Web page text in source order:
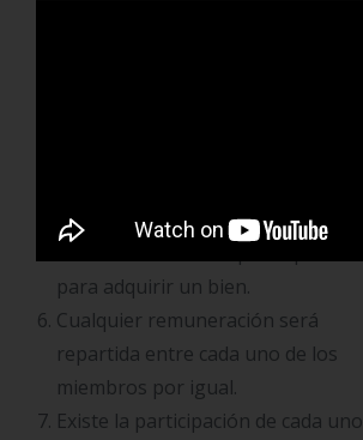
miembros, permite ayudar a un
para adquirir un bien.
Cualquier remuneración será
repartida entre cada uno de los
miembros por igual.
Existe la participación de cada uno